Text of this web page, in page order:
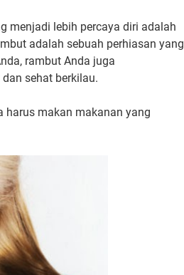
menjadi lebih percaya diri adalah
adalah sebuah perhiasan yang
rambut Anda juga
sehat berkilau.
harus makan makanan yang